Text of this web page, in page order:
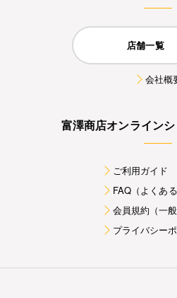
店舗一覧
会社概
富澤商店オンライン
ご利用ガイド
FAQ（よくあ
会員規約（一般
プライバシー